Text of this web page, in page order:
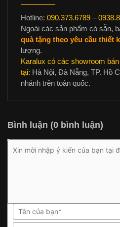
Hotline: 090.373.6789 –
Ngoài các sản phẩm có sẵn,
quà tặng theo yêu cầu thiết
lượng.
Karalux có các showroom
tại: Hà Nội, Đà Nẵng, TP. Hồ
nhánh trên toàn quốc.
Bình luận (0 bình luận)